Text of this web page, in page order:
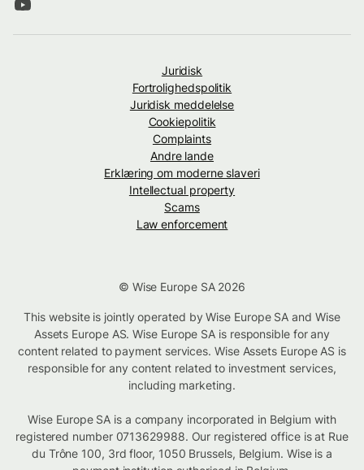
Juridisk
Fortrolighedspolitik
Juridisk meddelelse
Cookiepolitik
Complaints
Andre lande
Erklæring om moderne slaveri
Intellectual property
Scams
Law enforcement
© Wise Europe SA 2026
This website is jointly operated by Wise Europe SA and Wise
Assets Europe AS. Wise Europe SA is responsible for any
content related to payment services. Wise Assets Europe AS is
responsible for any content related to investment services,
including marketing.
Wise Europe SA is a company incorporated in Belgium with
registered number 0713629988. Our registered office is at Rue
du Trône 100, 3rd floor, 1050 Brussels, Belgium. Wise is a